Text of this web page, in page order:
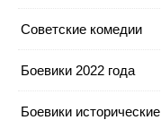
Cоветские комедии
Боевики 2022 года
Боевики исторические